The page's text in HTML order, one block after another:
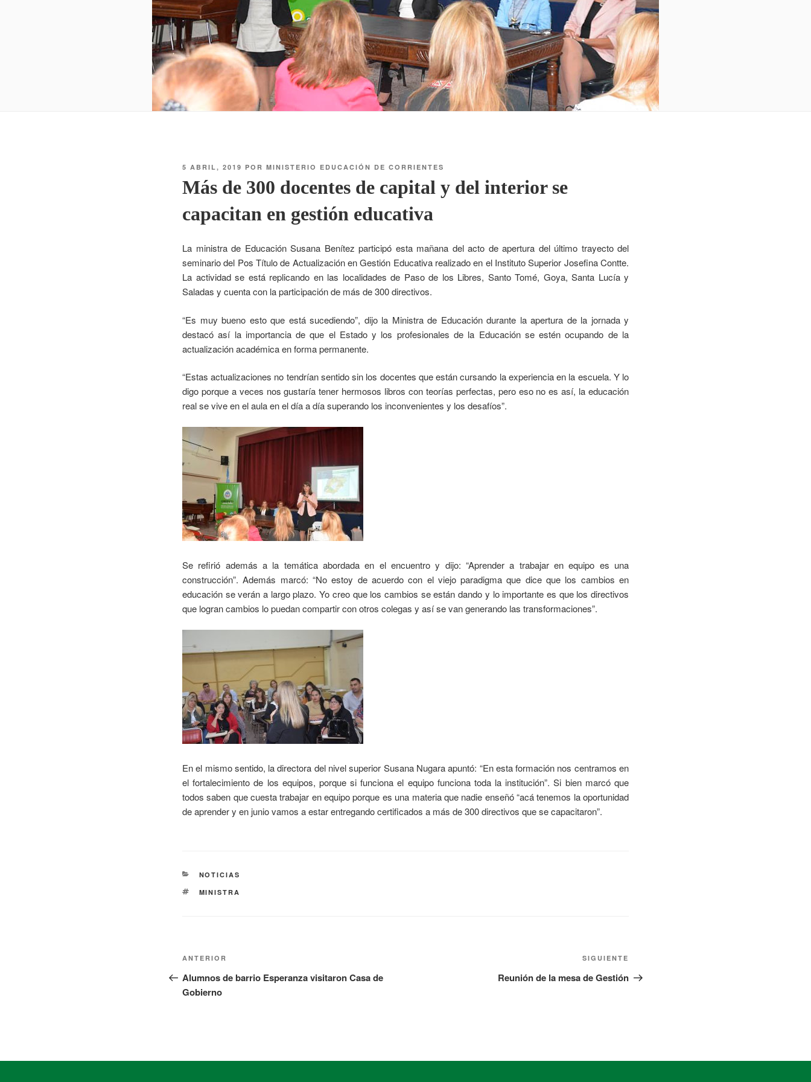
5 ABRIL, 2019 POR MINISTERIO EDUCACIÓN DE CORRIENTES
Más de 300 docentes de capital y del interior se
capacitan en gestión educativa
La ministra de Educación Susana Benítez participó esta mañana del acto de apertura del último trayecto del
seminario del Pos Título de Actualización en Gestión Educativa realizado en el Instituto Superior Josefina Contte.
La actividad se está replicando en las localidades de Paso de los Libres, Santo Tomé, Goya, Santa Lucía y
Saladas y cuenta con la participación de más de 300 directivos.
“Es muy bueno esto que está sucediendo”, dijo la Ministra de Educación durante la apertura de la jornada y
destacó así la importancia de que el Estado y los profesionales de la Educación se estén ocupando de la
actualización académica en forma permanente.
“Estas actualizaciones no tendrían sentido sin los docentes que están cursando la experiencia en la escuela. Y lo
digo porque a veces nos gustaría tener hermosos libros con teorías perfectas, pero eso no es así, la educación
real se vive en el aula en el día a día superando los inconvenientes y los desafíos”.
Se refirió además a la temática abordada en el encuentro y dijo: “Aprender a trabajar en equipo es una
construcción”. Además marcó: “No estoy de acuerdo con el viejo paradigma que dice que los cambios en
educación se verán a largo plazo. Yo creo que los cambios se están dando y lo importante es que los directivos
que logran cambios lo puedan compartir con otros colegas y así se van generando las transformaciones”.
En el mismo sentido, la directora del nivel superior Susana Nugara apuntó: “En esta formación nos centramos en
el fortalecimiento de los equipos, porque si funciona el equipo funciona toda la institución”. Si bien marcó que
todos saben que cuesta trabajar en equipo porque es una materia que nadie enseñó “acá tenemos la oportunidad
de aprender y en junio vamos a estar entregando certificados a más de 300 directivos que se capacitaron”.
NOTICIAS
MINISTRA
ANTERIOR
Alumnos de barrio Esperanza visitaron Casa de
Gobierno
SIGUIENTE
Reunión de la mesa de Gestión